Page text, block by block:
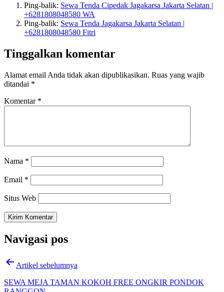
Ping-balik: Sewa Tenda Cipedak Jagakarsa Jakarta Selatan |
+6281808048580 WA
Ping-balik: Sewa Tenda Jagakarsa Jakarta Selatan |
+6281808048580 Fitri
Tinggalkan komentar
Alamat email Anda tidak akan dipublikasikan. Ruas yang wajib
ditandai *
Komentar *
Nama *
Email *
Situs Web
Navigasi pos
Artikel sebelumnya
SEWA MEJA TAMAN KOKOH FREE ONGKIR PONDOK